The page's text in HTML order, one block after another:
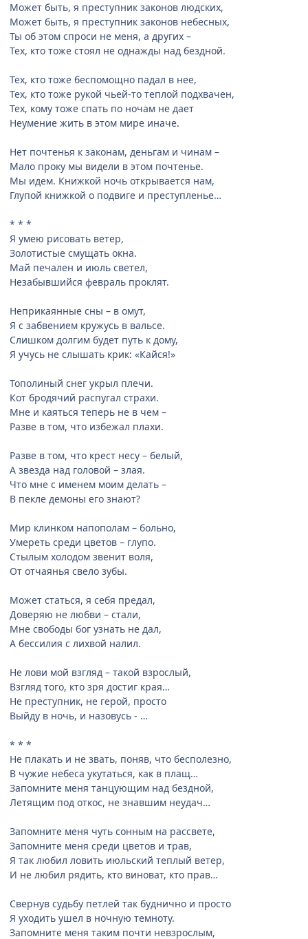
Может быть, я преступник законов людских,
Может быть, я преступник законов небесных,
Ты об этом спроси не меня, а других –
Тех, кто тоже стоял не однажды над бездной.
Тех, кто тоже беспомощно падал в нее,
Тех, кто тоже рукой чьей-то теплой подхвачен,
Тех, кому тоже спать по ночам не дает
Неумение жить в этом мире иначе.
Нет почтенья к законам, деньгам и чинам –
Мало проку мы видели в этом почтенье.
Мы идем. Книжкой ночь открывается нам,
Глупой книжкой о подвиге и преступленье…
* * *
Я умею рисовать ветер,
Золотистые смущать окна.
Май печален и июль светел,
Незабывшийся февраль проклят.
Неприкаянные сны – в омут,
Я с забвением кружусь в вальсе.
Слишком долгим будет путь к дому,
Я учусь не слышать крик: «Кайся!»
Тополиный снег укрыл плечи.
Кот бродячий распугал страхи.
Мне и каяться теперь не в чем –
Разве в том, что избежал плахи.
Разве в том, что крест несу – белый,
А звезда над головой – злая.
Что мне с именем моим делать –
В пекле демоны его знают?
Мир клинком напополам – больно,
Умереть среди цветов – глупо.
Стылым холодом звенит воля,
От отчаянья свело зубы.
Может статься, я себя предал,
Доверяю не любви – стали,
Мне свободы бог узнать не дал,
А бессилия с лихвой налил.
Не лови мой взгляд – такой взрослый,
Взгляд того, кто зря достиг края…
Не преступник, не герой, просто
Выйду в ночь, и назовусь - …
* * *
Не плакать и не звать, поняв, что бесполезно,
В чужие небеса укутаться, как в плащ…
Запомните меня танцующим над бездной,
Летящим под откос, не знавшим неудач…
Запомните меня чуть сонным на рассвете,
Запомните меня среди цветов и трав,
Я так любил ловить июльский теплый ветер,
И не любил рядить, кто виноват, кто прав…
Свернув судьбу петлей так буднично и просто
Я уходить ушел в ночную темноту.
Запомните меня таким почти невзрослым,